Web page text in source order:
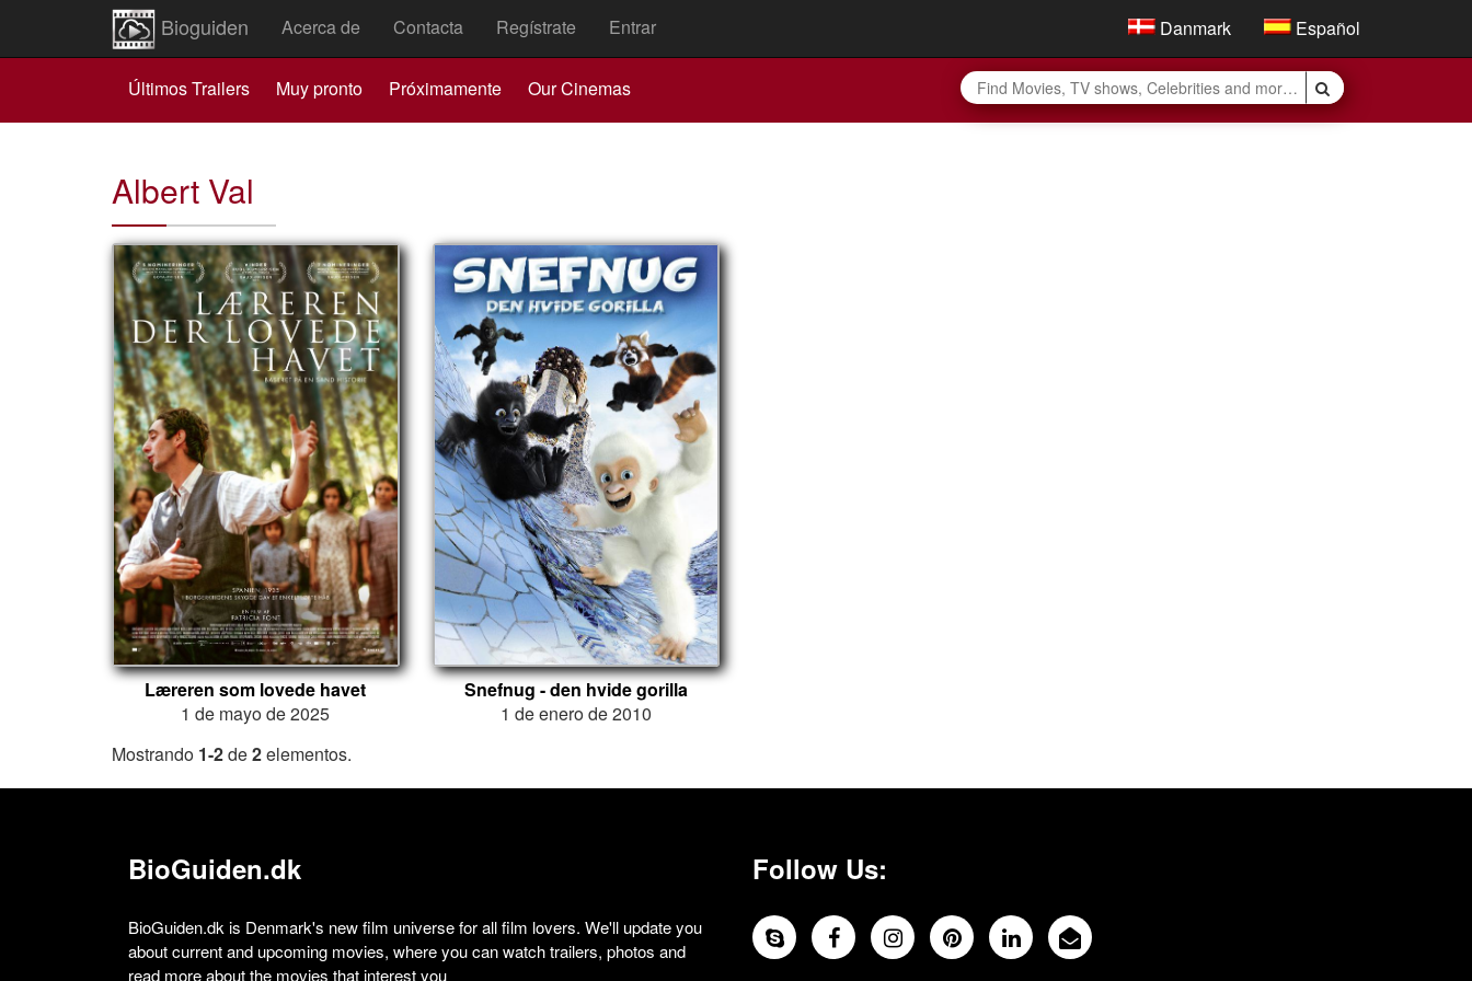
Bioguiden Acerca de Contacta Regístrate Entrar Danmark Español
Últimos Trailers Muy pronto Próximamente Our Cinemas
Albert Val
Læreren som lovede havet
1 de mayo de 2025
Snefnug - den hvide gorilla
1 de enero de 2010
Mostrando 1-2de2elementos.
BioGuiden.dk
BioGuiden.dk is Denmark's new film universe for all film lovers. We'll update you
about current and upcoming movies, where you can watch trailers, photos and
read more about the movies that interest you
Follow Us: